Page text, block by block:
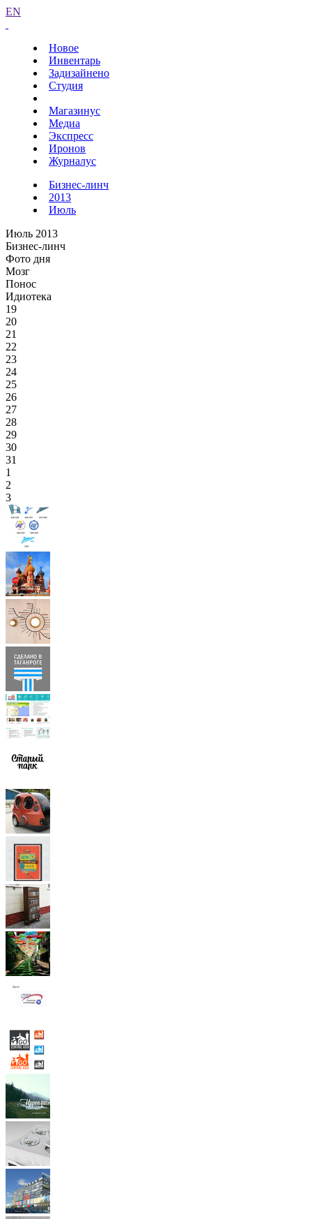
EN
Новое
Инвентарь
Задизайнено
Студия
Магазинус
Медиа
Экспресс
Иронов
Журналус
Бизнес-линч
2013
Июль
Июль 2013
Бизнес-линч
Фото дня
Мозг
Понос
Идиотека
19
20
21
22
23
24
25
26
27
28
29
30
31
1
2
3